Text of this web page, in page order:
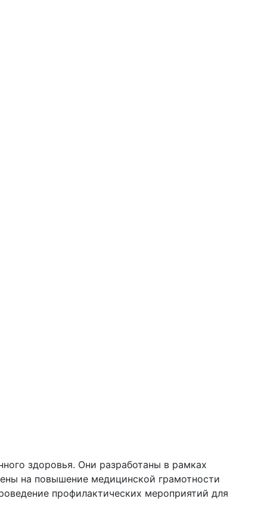
здоровья. Они разработаны в рамках
на повышение медицинской грамотности
профилактических мероприятий для